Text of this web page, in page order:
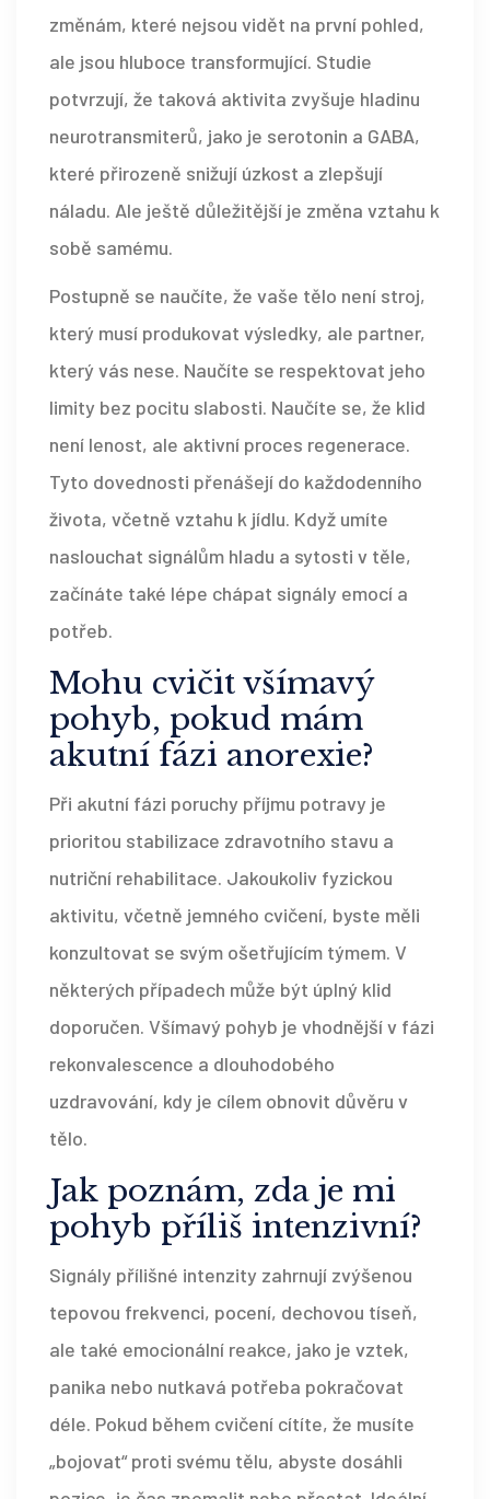
změnám, které nejsou vidět na první pohled,
ale jsou hluboce transformující. Studie
potvrzují, že taková aktivita zvyšuje hladinu
neurotransmiterů, jako je serotonin a GABA,
které přirozeně snižují úzkost a zlepšují
náladu. Ale ještě důležitější je změna vztahu k
sobě samému.
Postupně se naučíte, že vaše tělo není stroj,
který musí produkovat výsledky, ale partner,
který vás nese. Naučíte se respektovat jeho
limity bez pocitu slabosti. Naučíte se, že klid
není lenost, ale aktivní proces regenerace.
Tyto dovednosti přenášejí do každodenního
života, včetně vztahu k jídlu. Když umíte
naslouchat signálům hladu a sytosti v těle,
začínáte také lépe chápat signály emocí a
potřeb.
Mohu cvičit všímavý
pohyb, pokud mám
akutní fázi anorexie?
Při akutní fázi poruchy příjmu potravy je
prioritou stabilizace zdravotního stavu a
nutriční rehabilitace. Jakoukoliv fyzickou
aktivitu, včetně jemného cvičení, byste měli
konzultovat se svým ošetřujícím týmem. V
některých případech může být úplný klid
doporučen. Všímavý pohyb je vhodnější v fázi
rekonvalescence a dlouhodobého
uzdravování, kdy je cílem obnovit důvěru v
tělo.
Jak poznám, zda je mi
pohyb příliš intenzivní?
Signály přílišné intenzity zahrnují zvýšenou
tepovou frekvenci, pocení, dechovou tíseň,
ale také emocionální reakce, jako je vztek,
panika nebo nutkavá potřeba pokračovat
déle. Pokud během cvičení cítíte, že musíte
„bojovat“ proti svému tělu, abyste dosáhli